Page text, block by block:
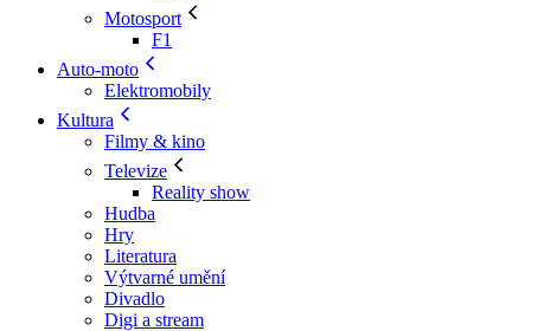
Motosport
F1
Auto-moto
Elektromobily
Kultura
Filmy & kino
Televize
Reality show
Hudba
Hry
Literatura
Výtvarné umění
Divadlo
Digi a stream